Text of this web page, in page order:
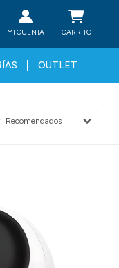
OUTLET
Recomendados